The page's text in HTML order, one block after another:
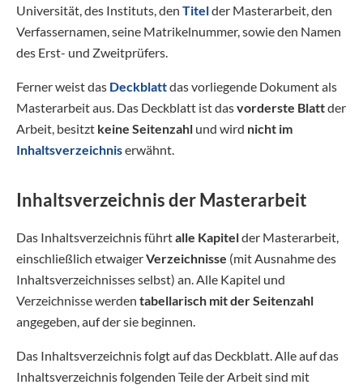
Universität, des Instituts, den Titelder Masterarbeit, den
Verfassernamen, seine Matrikelnummer, sowie den Namen
des Erst- und Zweitprüfers.
Ferner weist das Deckblattdas vorliegende Dokument als
Masterarbeit aus. Das Deckblatt ist dasvorderste Blattder
Arbeit, besitzt keine Seitenzahl und wird nicht im
Inhaltsverzeichniserwähnt.
Inhaltsverzeichnis der Masterarbeit
Das Inhaltsverzeichnis führtalle Kapitelder Masterarbeit,
einschließlich etwaigerVerzeichnisse (mit Ausnahme des
Inhaltsverzeichnisses selbst) an. Alle Kapitel und
Verzeichnisse werden tabellarisch mit der Seitenzahl
angegeben, auf der sie beginnen.
Das Inhaltsverzeichnis folgt auf das Deckblatt. Alle auf das
Inhaltsverzeichnis folgenden Teile der Arbeit sind mit